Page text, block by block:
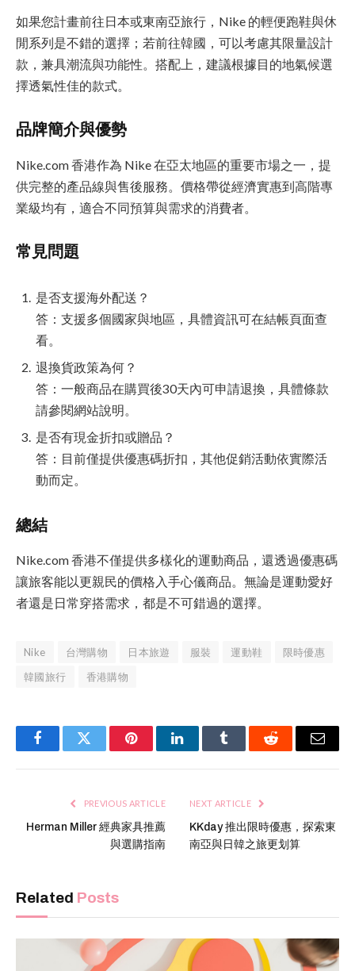
如果您計畫前往日本或東南亞旅行，Nike 的輕便跑鞋與休
閒系列是不錯的選擇；若前往韓國，可以考慮其限量設計
款，兼具潮流與功能性。搭配上，建議根據目的地氣候選
擇透氣性佳的款式。
品牌簡介與優勢
Nike.com 香港作為 Nike 在亞太地區的重要市場之一，提
供完整的產品線與售後服務。價格帶從經濟實惠到高階專
業級均有，適合不同預算與需求的消費者。
常見問題
是否支援海外配送？
答：支援多個國家與地區，具體資訊可在結帳頁面查
看。
退換貨政策為何？
答：一般商品在購買後30天內可申請退換，具體條款
請參閱網站說明。
是否有現金折扣或贈品？
答：目前僅提供優惠碼折扣，其他促銷活動依實際活
動而定。
總結
Nike.com 香港不僅提供多樣化的運動商品，還透過優惠碼
讓旅客能以更親民的價格入手心儀商品。無論是運動愛好
者還是日常穿搭需求，都是不可錯過的選擇。
Nike 台灣購物 日本旅遊 服裝 運動鞋
限時優惠
韓國旅行
香港購物
FacebookTwitter PinterestLinkedInTumblr Reddit Email
PREVIOUS ARTICLE
Herman Miller 經典家具推薦
與選購指南
NEXT ARTICLE
KKday 推出限時優惠，探索東
南亞與日韓之旅更划算
Related Posts